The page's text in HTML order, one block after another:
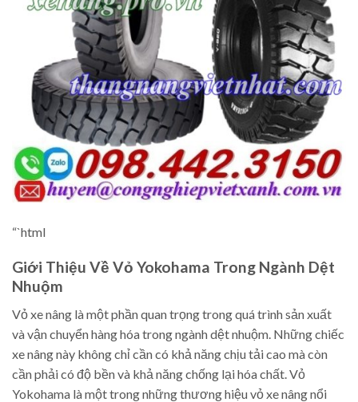
“`html
Giới Thiệu Về Vỏ Yokohama Trong Ngành Dệt
Nhuộm
Vỏ xe nâng là một phần quan trọng trong quá trình sản xuất
và vận chuyển hàng hóa trong ngành dệt nhuộm. Những chiếc
xe nâng này không chỉ cần có khả năng chịu tải cao mà còn
cần phải có độ bền và khả năng chống lại hóa chất. Vỏ
Yokohama là một trong những thương hiệu vỏ xe nâng nổi